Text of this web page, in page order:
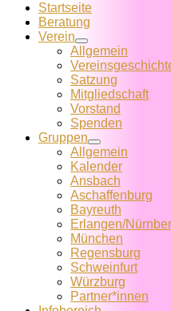
Startseite
Beratung
Verein
Allgemein
Satzung
Mitglied­schaft
Vorstand
Spenden
Gruppen
Allgemein
Kalender
Ansbach
Aschaffenburg
Bayreuth
Erlangen/
München
Regensburg
Schweinfurt
Würzburg
Partner*innen